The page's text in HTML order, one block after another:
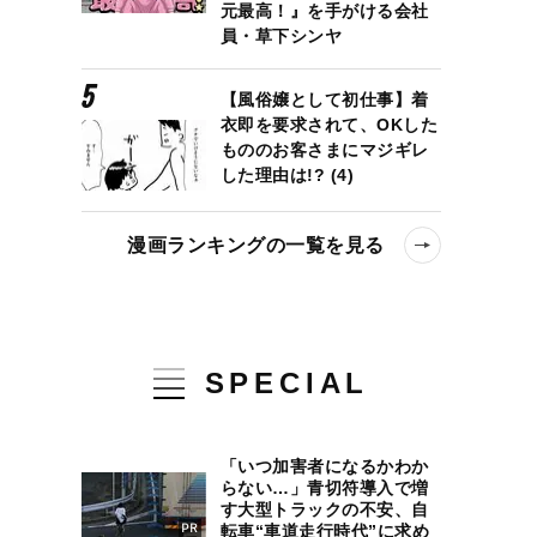
元最高！』を手がける会社
員・草下シンヤ
【風俗嬢として初仕事】着
衣即を要求されて、OKした
もののお客さまにマジギレ
した理由は!? (4)
漫画ランキングの一覧を見る
SPECIAL
「いつ加害者になるかわか
らない…」青切符導入で増
す大型トラックの不安、自
転車“車道走行時代”に求め